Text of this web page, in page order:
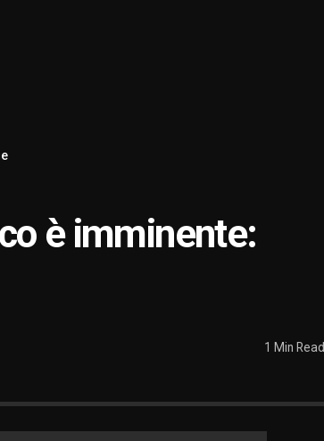
è imminente:
1 Min Read